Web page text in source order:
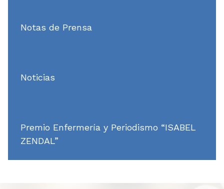
Notas de Prensa
Noticias
Premio Enfermería y Periodismo “ISABEL
ZENDAL”